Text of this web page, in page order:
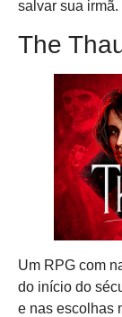
salvar sua irmã.
The
Um RPG com
do início do
e nas escolhas